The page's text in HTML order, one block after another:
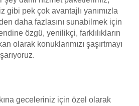
gibi pek çok avantajlı yanımızla
daha fazlasını sunabilmek için
özgü, yenilikçi, farklılıkların
olarak konuklarımızı şaşırtmayı
geceleriniz için özel olarak